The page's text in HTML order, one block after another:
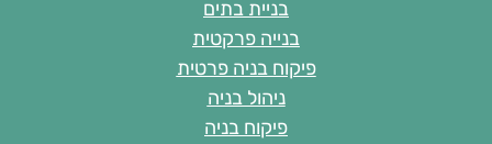
בניית בתים
בנייה פרקטית
פיקוח בניה פרטית
ניהול בניה
פיקוח בניה